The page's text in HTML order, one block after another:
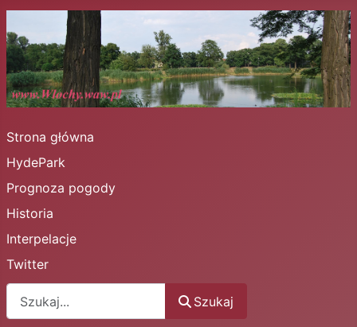
Strona główna
HydePark
Prognoza pogody
Historia
Interpelacje
Twitter
Szukaj